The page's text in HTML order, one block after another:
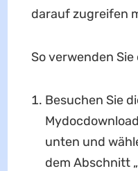
darauf zugreifen
So verwenden Sie
Besuchen Sie
unten und
dem Abschnitt